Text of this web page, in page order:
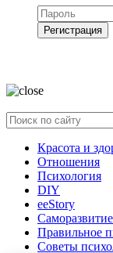
Регистрация
Красота и
Отношения
Психология
DIY
ееStory
Саморазвитие
Правильное
Советы